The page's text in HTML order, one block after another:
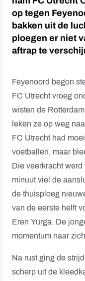
op tegen
bakken uit de
ploegen er niet
aftrap te
Feyenoord begon
FC Utrecht vroeg
wisten de
leken ze op weg
FC Utrecht had
voetballen, maar
Die veerkracht
minuut viel de
de thuisploeg
van de eerste helft
Eren Yurga. De
momentum naar
Na rust ging de
scherp uit de